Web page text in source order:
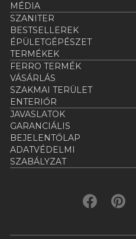
MÉDIA
SZANITER
BESTSELLEREK
ÉPÜLETGÉPÉSZET
TERMÉKEK
FERRO TERMÉK
VÁSÁRLÁS
SZAKMAI TERÜLET
ENTERIŐR
JAVASLATOK
GARANCIÁLIS
BEJELENTŐLAP
ADATVÉDELMI
SZABÁLYZAT